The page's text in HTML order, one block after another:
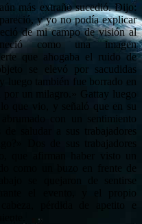
más extraño sucedió.Dijo:
y yo no podía explicar
de mi campo de visión al
como una imagen
que ahogaba el ruido de
se elevó por sacudidas
luego también fue borrado en
por un milagro.»
Gattay luego
que vio, y señaló que en su
con un sentimiento
de saludar a sus trabajadores
que afirman haber visto un
como un buzo en frente de
se quejaron de sentirse
el evento, y el propio
pérdida de apetito e